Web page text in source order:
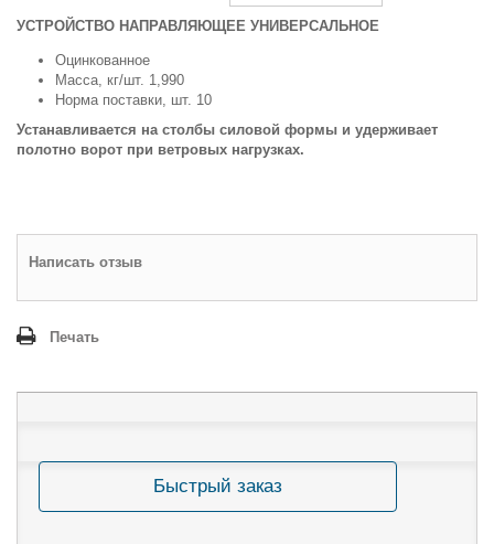
УСТРОЙСТВО НАПРАВЛЯЮЩЕЕ УНИВЕРСАЛЬНОЕ
Оцинкованное
Масса, кг/шт. 1,990
Норма поставки, шт. 10
Устанавливается на столбы силовой формы и удерживает
полотно ворот при ветровых нагрузках.
Написать отзыв
Печать
Быстрый заказ